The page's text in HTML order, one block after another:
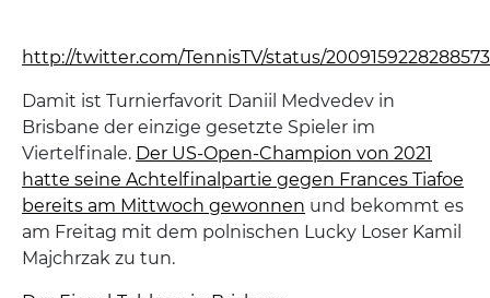
http://twitter.com/TennisTV/status/
Damit ist Turnierfavorit Daniil Medvedev in
Brisbane der einzige gesetzte Spieler im
Viertelfinale. Der US-Open-Champion von 2021
hatte seine Achtelfinalpartie gegen Frances Tiafoe
bereits am Mittwoch gewonnen und bekommt es
am Freitag mit dem polnischen Lucky Loser Kamil
Majchrzak zu tun.